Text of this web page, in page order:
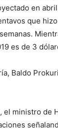
en
que
es de 3
Baldo
el ministro de